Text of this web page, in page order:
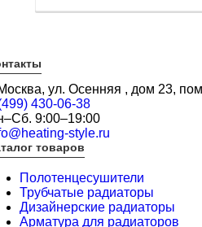
ул. Осенняя , дом 23,
430-06-38
9:00–19:00
style.ru
товаров
Полотенцесушители
Трубчатые радиаторы
Дизайнерские радиаторы
Арматура для радиаторов